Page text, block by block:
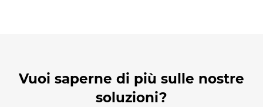
Vuoi saperne di più sulle nostre
soluzioni?